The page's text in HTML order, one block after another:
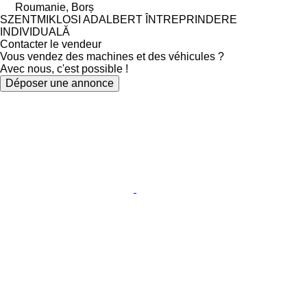
Roumanie, Borș
SZENTMIKLOSI ADALBERT ÎNTREPRINDERE
INDIVIDUALĂ
Contacter le vendeur
Vous vendez des machines et des véhicules ?
Avec nous, c'est possible !
Déposer une annonce